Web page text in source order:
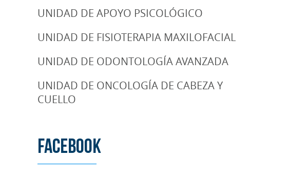
UNIDAD DE APOYO PSICOLÓGICO
UNIDAD DE FISIOTERAPIA MAXILOFACIAL
UNIDAD DE ODONTOLOGÍA AVANZADA
UNIDAD DE ONCOLOGÍA DE CABEZA Y
CUELLO
Facebook